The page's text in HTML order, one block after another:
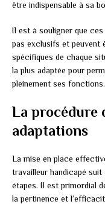
être indispensable à sa
Il est à souligner que
pas exclusifs et peuvent
spécifiques de chaque
la plus adaptée pour
pleinement ses fonctions.
La procédure
adaptations
La mise en place
travailleur handicapé
étapes. Il est primordial
la pertinence et